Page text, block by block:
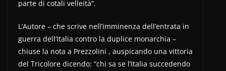
parte di cotali velleità”.
L’Autore – che scrive nell’imminenza dell’entrata in
guerra dell’Italia contro la duplice monarchia –
chiuse la nota a Prezzolini , auspicando una vittoria
del Tricolore dicendo: “chi sa se l’Italia succedendo